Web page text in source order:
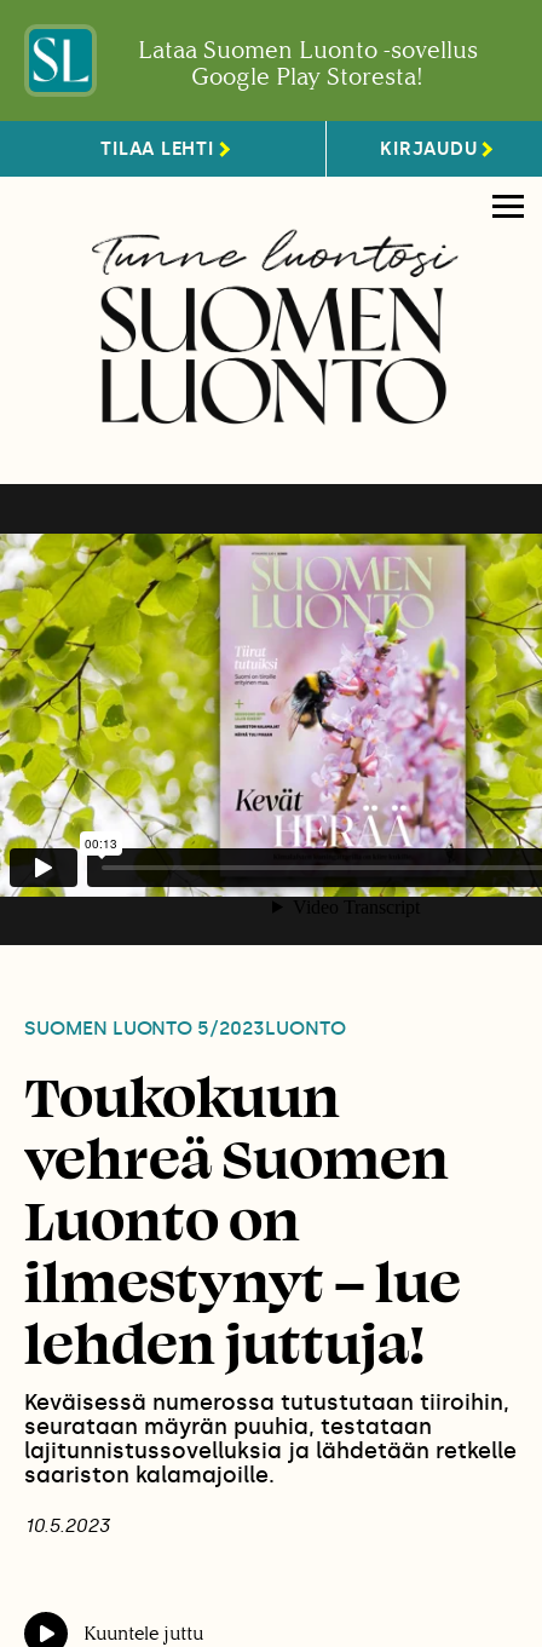
Lataa Suomen Luonto -sovellus
Google Play Storesta!
TILAA LEHTI KIRJAUDU
SUOMEN LUONTO 5/2023LUONTO
Toukokuun
vehreä Suomen
Luonto on
ilmestynyt – lue
lehden juttuja!
Keväisessä numerossa tutustutaan tiiroihin,
seurataan mäyrän puuhia, testataan
lajitunnistussovelluksia ja lähdetään retkelle
saariston kalamajoille.
10.5.2023
Kuuntele juttu